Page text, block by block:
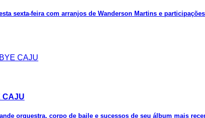
sexta-feira com arranjos de Wanderson Martins e
CAJU
orquestra, corpo de baile e sucessos de seu álbum mais